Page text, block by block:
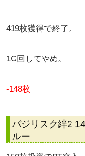
真天下布武 466G